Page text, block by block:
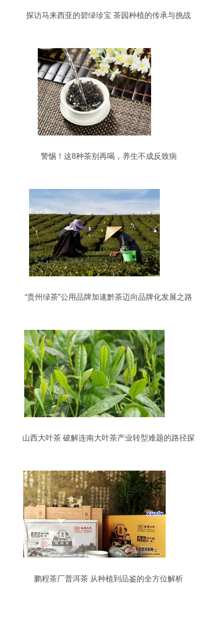
探访马来西亚的碧绿珍宝 茶园种植的传承与挑战
警惕！这8种茶别再喝，养生不成反致病
“贵州绿茶”公用品牌加速黔茶迈向品牌化发展之路
山西大叶茶 破解连南大叶茶产业转型难题的路径探
鹏程茶厂普洱茶 从种植到品鉴的全方位解析